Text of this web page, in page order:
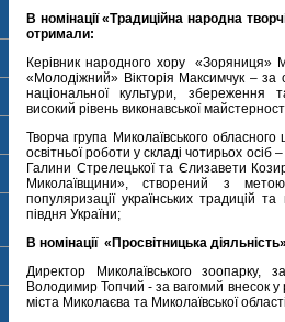
В номінації «Традиційна народна
отримали:
Керівник народного хору «Зоряниця»
«Молодіжний» Вікторія Максимчук – за
національної культури, збереження
високий рівень виконавської
Творча група Миколаївського
освітньої роботи у складі чотирьох
Галини Стрелецької та Єлизавети
Миколаївщини», створений з
популяризації українських традицій
півдня України;
В номінації «Просвітницька
Директор Миколаївського зоопарку,
Володимир Топчий - за вагомий внесок у
міста Миколаєва та Миколаївської